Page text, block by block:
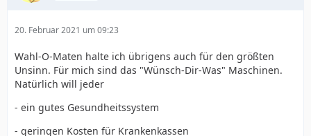
20. Februar 2021 um 09:23
Wahl-O-Maten halte ich übrigens auch für den größten
Unsinn. Für mich sind das "Wünsch-Dir-Was" Maschinen.
Natürlich will jeder
- ein gutes Gesundheitssystem
- geringen Kosten für Krankenkassen